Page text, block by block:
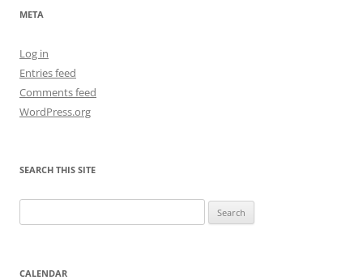
META
Log in
Entries feed
Comments feed
WordPress.org
SEARCH THIS SITE
for:
CALENDAR